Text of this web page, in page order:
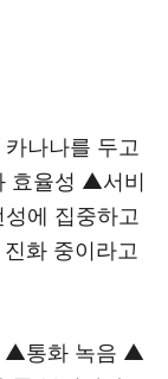
나나를 두고
효율성 ▲서비
에 집중하고
화 중이라고
▲통화 녹음 ▲